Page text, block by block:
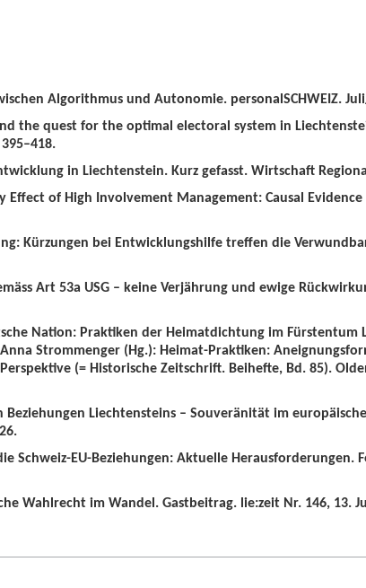
Algorithmus und Autonomie. personalSCHWEIZ.
the quest for the optimal electoral system in
in Liechtenstein. Kurz gefasst. Wirtschaft
Effect of High Involvement Management: Causal
Kürzungen bei Entwicklungshilfe treffen die
Art 53a USG – keine Verjährung und ewige
Nation: Praktiken der Heimatdichtung im Fürstentum
Strommenger (Hg.): Heimat-Praktiken:
(= Historische Zeitschrift. Beihefte, Bd. 85).
Liechtensteins – Souveränität im
Schweiz-EU-Beziehungen: Aktuelle Herausforderungen.
Wahlrecht im Wandel. Gastbeitrag. lie:zeit Nr. 146, 13.